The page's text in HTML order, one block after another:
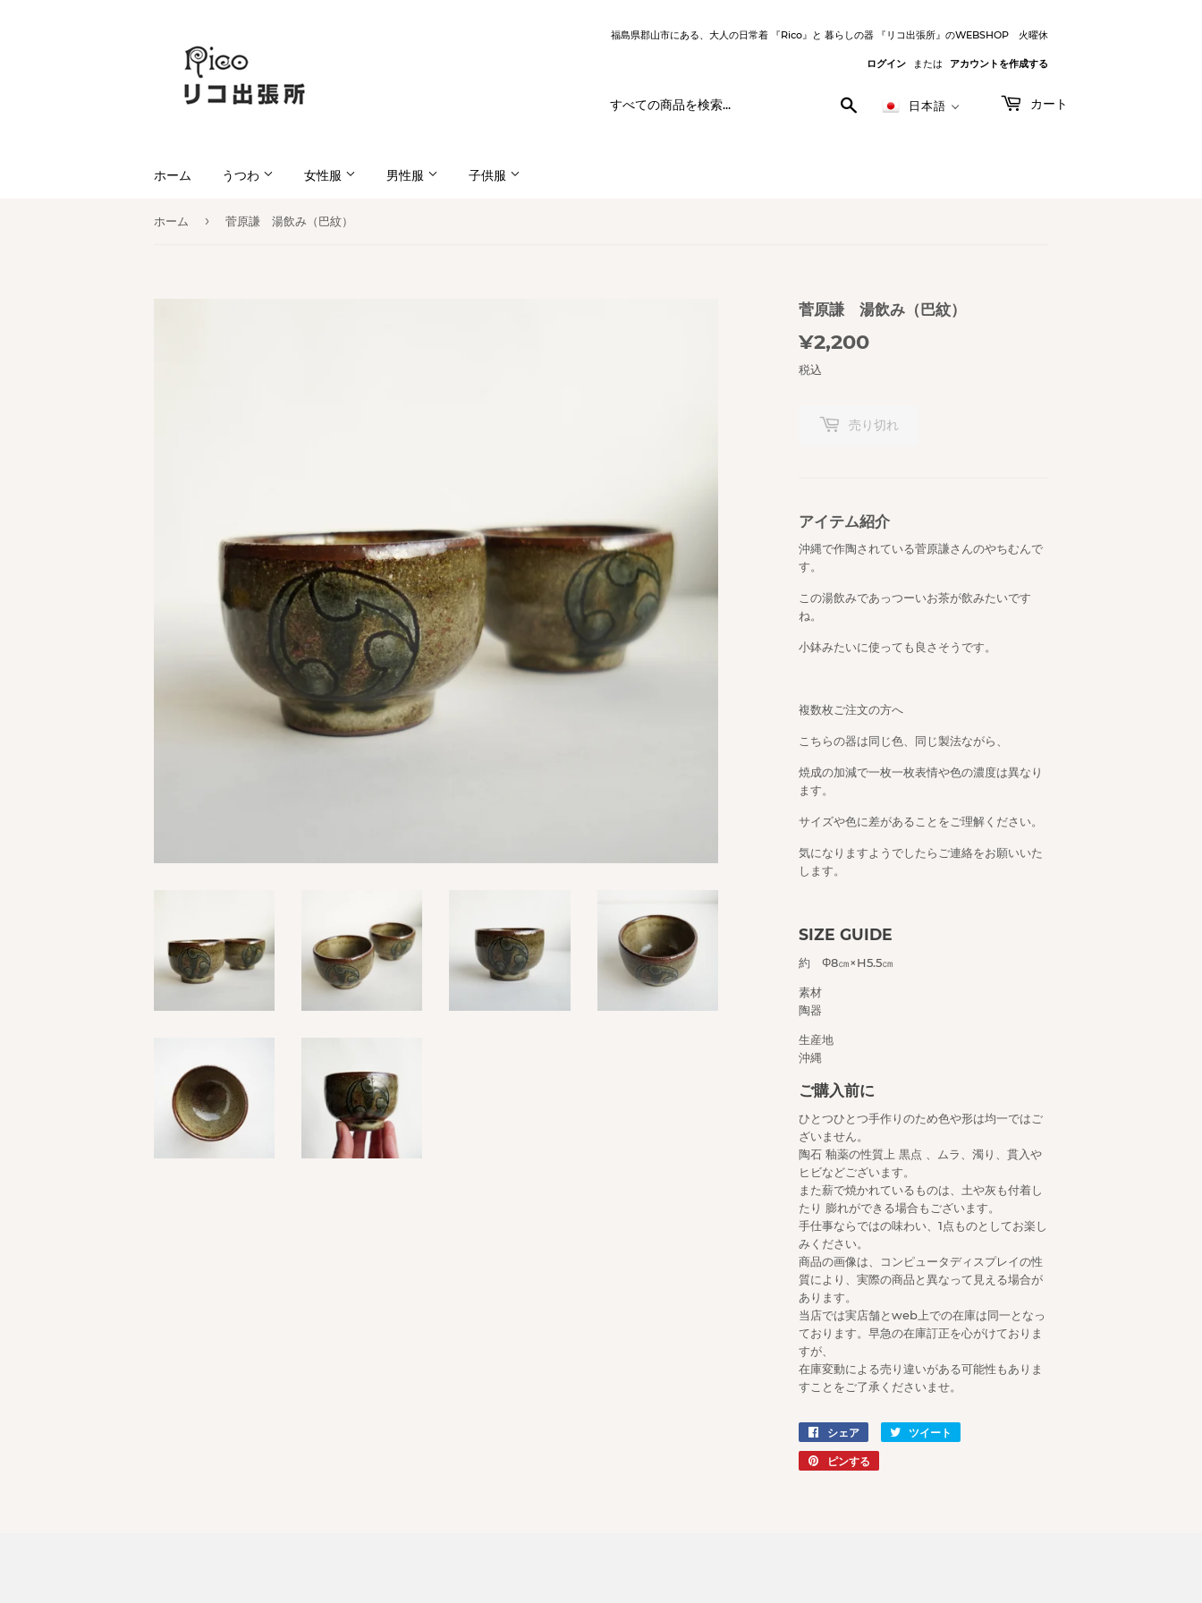
福島県郡山市にある、大人の日常着 『Rico』と 暮らしの器 『リコ出張所』のWEBSHOP 火曜休
ログイン または アカウントを作成する
日本語 カート
ホーム うつわ 女性服 男性服 子供服
ホーム › 菅原謙 湯飲み（巴紋）
菅原謙 湯飲み（巴紋）
¥2,200
税込
売り切れ
アイテム紹介
沖縄で作陶されている菅原謙さんのやちむんで
す。
この湯飲みであっつーいお茶が飲みたいです
ね。
小鉢みたいに使っても良さそうです。
複数枚ご注文の方へ
こちらの器は同じ色、同じ製法ながら、
焼成の加減で一枚一枚表情や色の濃度は異なり
ます。
サイズや色に差があることをご理解ください。
気になりますようでしたらご連絡をお願いいた
します。
SIZE GUIDE
約 Φ8㎝×H5.5㎝
素材
陶器
生産地
沖縄
ご購入前に
ひとつひとつ手作りのため色や形は均一ではご
ざいません。
陶石 釉薬の性質上 黒点 、ムラ、濁り、貫入や
ヒビなどございます。
また薪で焼かれているものは、土や灰も付着し
たり 膨れができる場合もございます。
手仕事ならではの味わい、1点ものとしてお楽し
みください。
商品の画像は、コンピュータディスプレイの性
質により、実際の商品と異なって見える場合が
あります。
当店では実店舗とweb上での在庫は同一となっ
ております。早急の在庫訂正を心がけておりま
すが、
在庫変動による売り違いがある可能性もありま
すことをご了承くださいませ。
シェア
Facebook
で
シ
ツイート
ピンする